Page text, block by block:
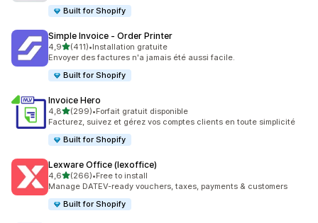
Built for Shopify
Simple Invoice ‑ Order Printer
4,9étoile(s) sur 5
(411)
411 avis au total
•Installation gratuite
Envoyer des factures n'a jamais été aussi facile.
Built for Shopify
Invoice Hero
4,8étoile(s) sur 5
(299)
299 avis au total
•Forfait gratuit disponible
Facturez, suivez et gérez vos comptes clients en toute simplicité
Built for Shopify
Lexware Office (lexoffice)
4,6étoile(s) sur 5
(266)
266 avis au total
•Free to install
Manage DATEV-ready vouchers, taxes, payments & customers
Built for Shopify